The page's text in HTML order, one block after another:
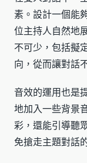
素。設計一個能
位主持人自然地
不可少，包括擬
向，從而讓對話
音效的運用也是
地加入一些背景
彩，還能引導聽
免搶走主題對話